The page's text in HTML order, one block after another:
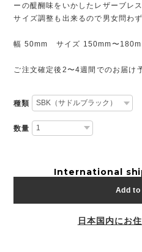
ーの醍醐味をいかしたレザーブレ
サイズ調整も出来るので男女問わ
幅 50mm サイズ 150mm〜
ご注文確定後2〜4週間でのお届け
種類
数量
International
Add
日本国内にお